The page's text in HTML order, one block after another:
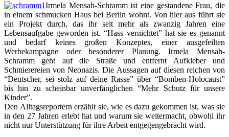
Irmela Mensah-Schramm ist eine gestandene Frau, die
in einem schmucken Haus bei Berlin wohnt. Von hier aus führt sie
ein Projekt durch, das ihr seit mehr als zwanzig Jahren eine
Lebensaufgabe geworden ist. “Hass vernichtet” hat sie es genannt
und bedarf keines großen Konzeptes, einer ausgefeilten
Werbekampagne oder besonderer Planung. Irmela Mensah-
Schramm geht auf die Straße und entfernt Aufkleber und
Schmierereien von Neonazis. Die Aussagen auf diesen reichen von
“Deutscher, sei stolz auf deine Rasse” über “Bomben-Holocaust”
bis hin zu scheinbar unverfänglichen “Mehr Schutz für unsere
Kinder”.
Den Alltagsreportern erzählt sie, wie es dazu gekommen ist, was sie
in den 27 Jahren erlebt hat und warum sie weitermacht, obwohl ihr
nicht nur Unterstützung für ihre Arbeit entgegengebracht wird.